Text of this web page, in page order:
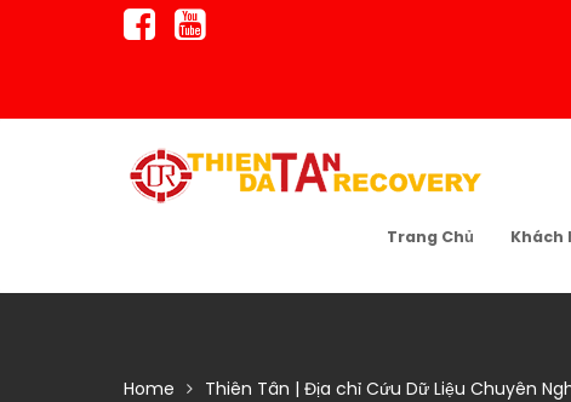
Trang Chủ Khách
Home Thiên Tân | Địa chỉ Cứu Dữ Liệu Chuyên